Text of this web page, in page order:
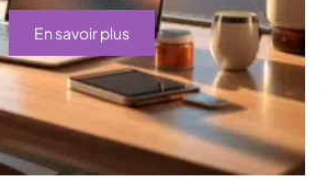
En savoir plus